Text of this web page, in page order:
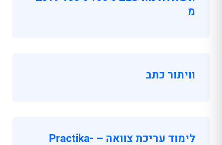
מ
וויתור כתב
לימוד עריכת צוואה – Practika-